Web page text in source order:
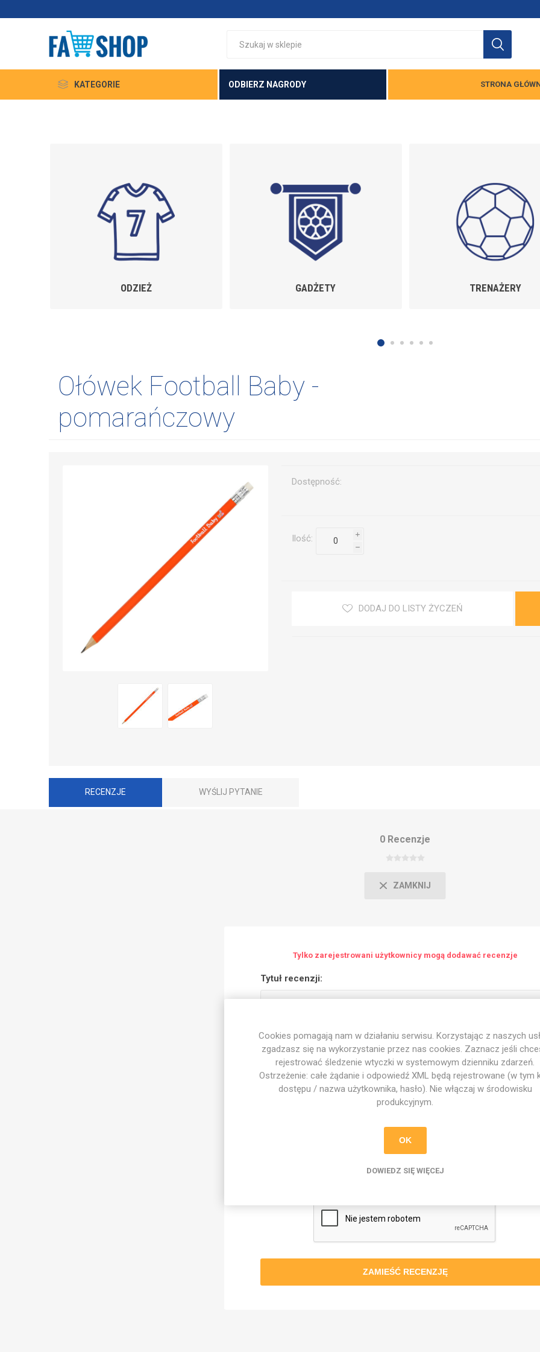
KATEGORIE ODBIERZ NAGRODY STRONA
GADŻETY TRENAŻERY TROFEA
Ołówek Football Baby -
pomarańczowy
Dostępność:
Ilość: i
h
DODAJ DO LISTY ŻYCZEŃ
RECENZJE WYŚLIJ PYTANIE
0 Recenzje
ZAMKNIJ
Tylko zarejestrowani użytkownicy mogą dodawać recenzje
Tytuł recenzji:
Treść recenzji:
Ocena:
ZAMIEŚĆ RECENZJĘ
Cookies pomagają nam w działaniu serwisu. Korzystając z naszych
zgadzasz się na wykorzystanie przez nas cookies. Zaznacz jeśli
rejestrować śledzenie wtyczki w systemowym dzienniku zdarzeń.
Ostrzeżenie: całe żądanie i odpowiedź XML będą rejestrowane (w tym
dostępu / nazwa użytkownika, hasło). Nie włączaj w środowisku
produkcyjnym.
OK
DOWIEDZ SIĘ WIĘCEJ